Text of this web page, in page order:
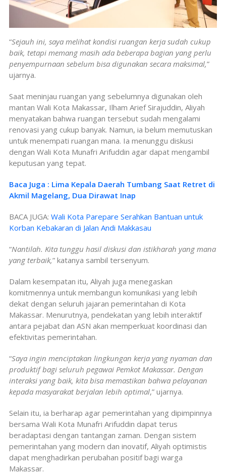
“Sejauh ini, saya melihat kondisi ruangan kerja sudah cukup
baik, tetapi memang masih ada beberapa bagian yang perlu
penyempurnaan sebelum bisa digunakan secara maksimal,”
ujarnya.
Saat meninjau ruangan yang sebelumnya digunakan oleh
mantan Wali Kota Makassar, Ilham Arief Sirajuddin, Aliyah
menyatakan bahwa ruangan tersebut sudah mengalami
renovasi yang cukup banyak. Namun, ia belum memutuskan
untuk menempati ruangan mana. Ia menunggu diskusi
dengan Wali Kota Munafri Arifuddin agar dapat mengambil
keputusan yang tepat.
Baca Juga : Lima Kepala Daerah Tumbang Saat Retret di
Akmil Magelang, Dua Dirawat Inap
BACA JUGA: Wali Kota Parepare Serahkan Bantuan untuk
Korban Kebakaran di Jalan Andi Makkasau
“Nantilah. Kita tunggu hasil diskusi dan istikharah yang mana
yang terbaik,” katanya sambil tersenyum.
Dalam kesempatan itu, Aliyah juga menegaskan
komitmennya untuk membangun komunikasi yang lebih
dekat dengan seluruh jajaran pemerintahan di Kota
Makassar. Menurutnya, pendekatan yang lebih interaktif
antara pejabat dan ASN akan memperkuat koordinasi dan
efektivitas pemerintahan.
“Saya ingin menciptakan lingkungan kerja yang nyaman dan
produktif bagi seluruh pegawai Pemkot Makassar. Dengan
interaksi yang baik, kita bisa memastikan bahwa pelayanan
kepada masyarakat berjalan lebih optimal,” ujarnya.
Selain itu, ia berharap agar pemerintahan yang dipimpinnya
bersama Wali Kota Munafri Arifuddin dapat terus
beradaptasi dengan tantangan zaman. Dengan sistem
pemerintahan yang modern dan inovatif, Aliyah optimistis
dapat menghadirkan perubahan positif bagi warga
Makassar.